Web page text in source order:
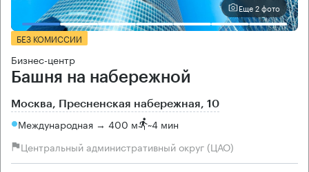
Еще 2 фото
БЕЗ КОМИССИИ
Бизнес-центр
Башня на набережной
Москва, Пресненская набережная, 10
Международная → 400 м ~4 мин
Центральный административный округ (ЦАО)